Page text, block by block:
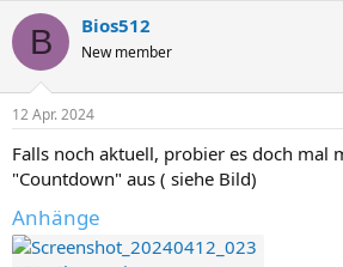
B Bios512
New member
12 Apr. 2024
Falls noch aktuell, probier es doch mal
"Countdown" aus ( siehe Bild)
Anhänge